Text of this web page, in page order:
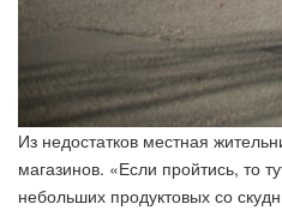
Из недостатков местная
магазинов. «Если пройтись, то
небольших продуктовых со